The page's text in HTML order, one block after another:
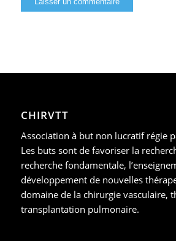
CHIRVTT
Association à but non lucratif régie
Les buts sont de favoriser la
recherche fondamentale,
développement de nouvelles
domaine de la chirurgie vasculaire,
transplantation pulmonaire.